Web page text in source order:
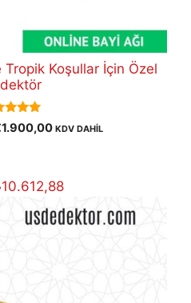
Koşullar İçin Özel
5.00
of 5
1.900,00Şu
€1.900,00.
KDV DAHİL
10.612,88